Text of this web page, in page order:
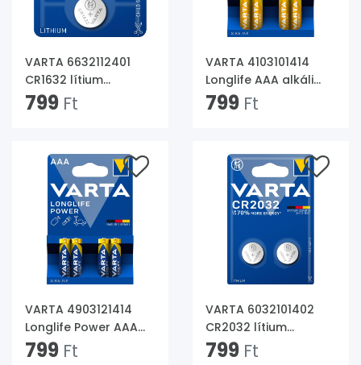
VARTA 6632112401
CR1632 lítium
gombelem
799 Ft
VARTA 4103101414
Longlife AAA alkáli
mikroceruza elem
799 Ft
VARTA 4903121414
Longlife Power AAA
(LR03) alkáli
799 Ft
VARTA 6032101402
CR2032 lítium
gombelem
799 Ft